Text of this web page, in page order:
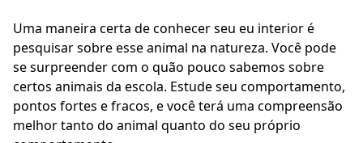
Uma maneira certa de conhecer seu eu interior é
pesquisar sobre esse animal na natureza. Você pode
se surpreender com o quão pouco sabemos sobre
certos animais da escola. Estude seu comportamento,
pontos fortes e fracos, e você terá uma compreensão
melhor tanto do animal quanto do seu próprio